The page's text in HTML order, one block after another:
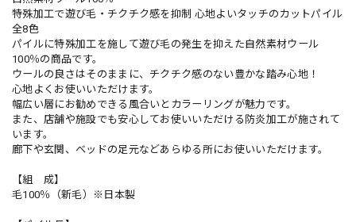
特殊加工で遊び毛・チクチク感を抑制 心地よいタッチのカットパイル
全8色
パイルに特殊加工を施して遊び毛の発生を抑えた自然素材ウール
100％の商品です。
ウールの良さはそのままに、チクチク感のない豊かな踏み心地！
心地よくお使いいただけます。
幅広い層にお勧めできる風合いとカラーリングが魅力です。
また、店舗や施設でも安心してお使いいただける防炎加工が施されて
います。
廊下や玄関、ベッドの足元などあらゆる所にお使いいただけます。
【組 成】
毛100％（新毛）※日本製